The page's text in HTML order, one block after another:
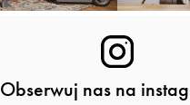
Obserwuj nas na